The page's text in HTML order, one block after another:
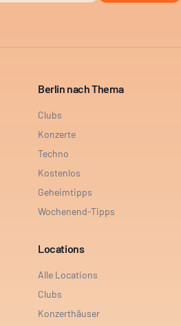
Berlin nach Thema
Clubs
Konzerte
Techno
Kostenlos
Geheimtipps
Wochenend-Tipps
Locations
Alle Locations
Clubs
Konzerthäuser